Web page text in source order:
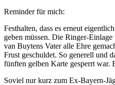
Reminder für mich:
Festhalten, dass es erneut
geben müssen. Die Ringer-
van Buytens Vater alle Ehre
Frust geschuldet. So generell und
fünften gelben Karte gesperrt war.
Soviel nur kurz zum Ex-Bayern-